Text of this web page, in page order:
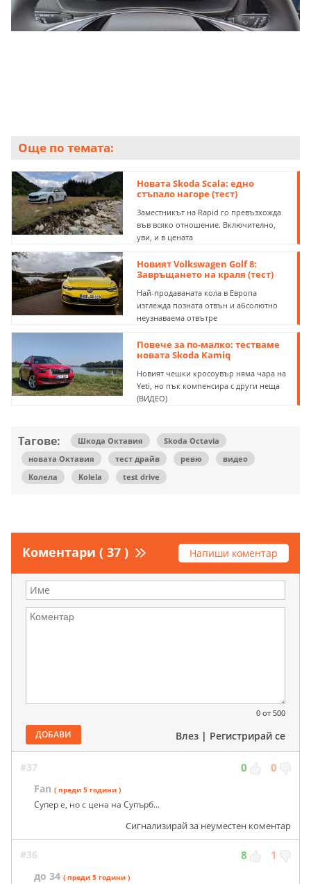
Още по темата:
Новата Skoda Scala: едно
стъпало нагоре (тест)
Заместникът на Rapid го превъзхожда
във всяко отношение. Включително,
уви, и в цената
Новият Volkswagen Golf 8:
Завръщането на краля (тест)
Най-продаваната кола в Европа
изглежда позната отвън и абсолютно
неузнаваема отвътре
Повече за по-малко: тестваме
новата Skoda Kamiq
Новият чешки кросоувър няма чара на
Yeti, но пък компенсира с други неща
(ВИДЕО)
Тагове: Шкода Октавия
Skoda Octavia
новата Октавия
тест драйв ревю
видео
Колела
Kolela test drive
Коментари ( 37 ) Напиши коментар
0 от 500
ДОБАВИ Влез | Регистрирай се
#37 0 0
Fan ( преди 5 години )
Супер е, но с цена на Супърб...
Сигнализирай за неуместен коментар
#36 8 1
до 34 ( преди 5 години )